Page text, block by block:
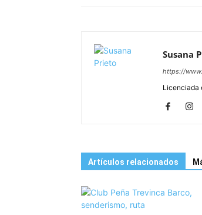
Susana
https://
Licenciada
Artículos relacionados